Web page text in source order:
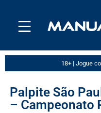
18+ | Jogue
Palpite São
– Campeonato